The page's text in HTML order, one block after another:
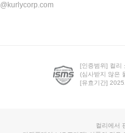
[인증범위] 컬리
(심사받지 않은
[유효기간]
컬리에서